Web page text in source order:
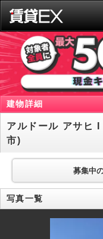
建物詳細
アルドール アサヒ
市)
募集中
写真一覧